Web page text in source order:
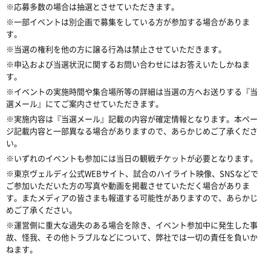
※応募多数の場合は抽選とさせていただきます。
※一部イベントは別企画で募集をしている方が参加する場合がありま
す。
※当選の権利を他の方に譲る行為は禁止させていただきます。
※申込および当選状況に関するお問い合わせにはお答えいたしかねま
す。
※イベントの実施時間や集合場所等の詳細は当選の方へお送りする『当
選メール』にてご案内させていただきます。
※実施内容は『当選メール』記載の内容が確定情報となります。本ペー
ジ記載内容と一部異なる場合がありますので、あらかじめご了承くださ
い。
※いずれのイベントも参加には当日の観戦チケットが必要となります。
※東京ヴェルディ公式WEBサイト、試合のハイライト映像、SNSなどで
ご参加いただいた方の写真や動画を掲載させていただく場合がありま
す。またメディアの皆さまも報道する可能性がありますので、あらかじ
めご了承ください。
※運営側に重大な過失のある場合を除き、イベント参加中に発生した事
故、怪我、その他トラブルなどについて、弊社では一切の責任を負いか
ねます。